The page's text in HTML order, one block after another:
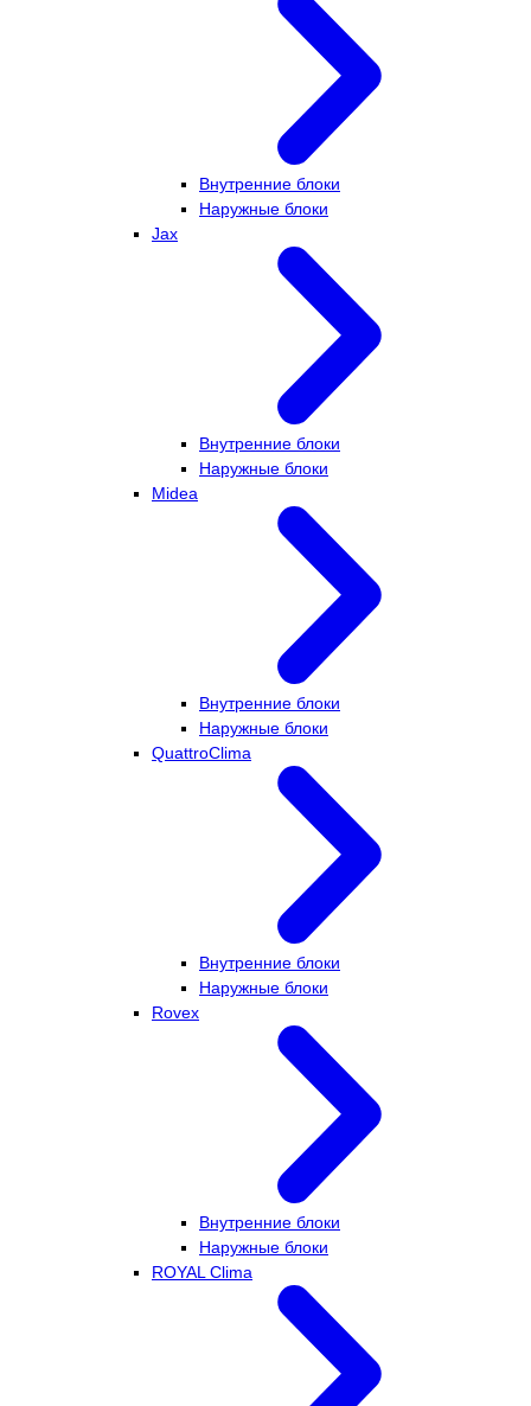
Внутренние блоки
Наружные блоки
Jax
Внутренние блоки
Наружные блоки
Midea
Внутренние блоки
Наружные блоки
QuattroClima
Внутренние блоки
Наружные блоки
Rovex
Внутренние блоки
Наружные блоки
ROYAL Clima